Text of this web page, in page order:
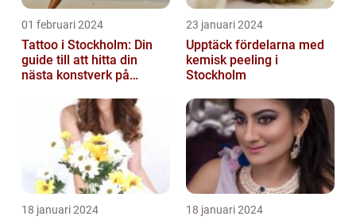
01 februari 2024
Tattoo i Stockholm: Din
guide till att hitta din
nästa konstverk på
23 januari 2024
Upptäck fördelarna med
kemisk peeling i
Stockholm
18 januari 2024 18 januari 2024